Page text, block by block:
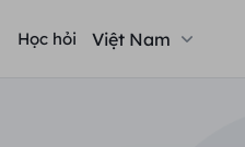
Học hỏi Việt Nam